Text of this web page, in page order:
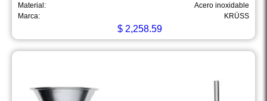
Material:
Acero inoxidable
Marca:
KRÜSS
$2,258.59